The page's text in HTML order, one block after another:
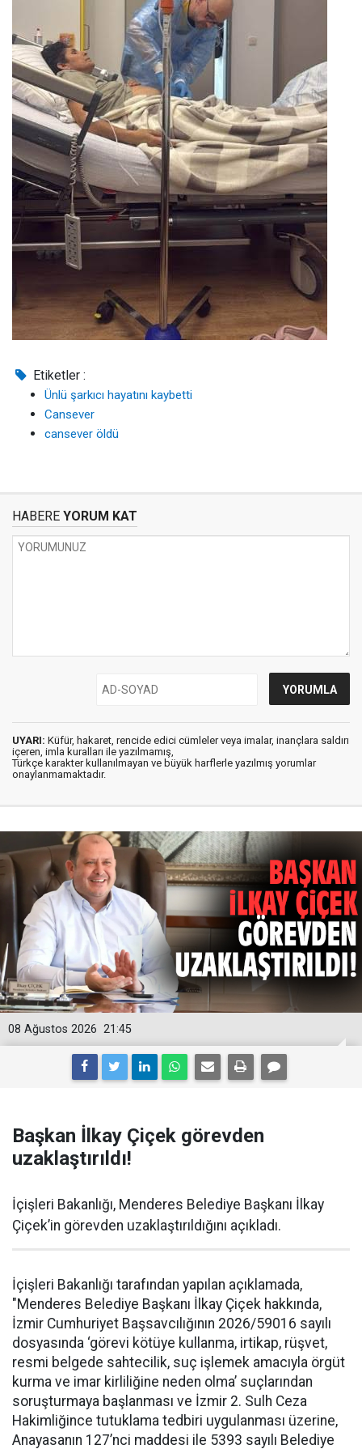
Etiketler :
Ünlü şarkıcı hayatını kaybetti
Cansever
cansever öldü
HABERE YORUM KAT
UYARI: Küfür, hakaret, rencide edici cümleler veya imalar, inançlara saldırı
içeren, imla kuralları ile yazılmamış,
Türkçe karakter kullanılmayan ve büyük harflerle yazılmış yorumlar
onaylanmamaktadır.
21:45
08 Ağustos 2026
Başkan İlkay Çiçek görevden
uzaklaştırıldı!
İçişleri Bakanlığı, Menderes Belediye Başkanı İlkay
Çiçek’in görevden uzaklaştırıldığını açıkladı.
İçişleri Bakanlığı tarafından yapılan açıklamada,
"Menderes Belediye Başkanı İlkay Çiçek hakkında,
İzmir Cumhuriyet Başsavcılığının 2026/59016 sayılı
dosyasında ‘görevi kötüye kullanma, irtikap, rüşvet,
resmi belgede sahtecilik, suç işlemek amacıyla örgüt
kurma ve imar kirliliğine neden olma’ suçlarından
soruşturmaya başlanması ve İzmir 2. Sulh Ceza
Hakimliğince tutuklama tedbiri uygulanması üzerine,
Anayasanın 127’nci maddesi ile 5393 sayılı Belediye